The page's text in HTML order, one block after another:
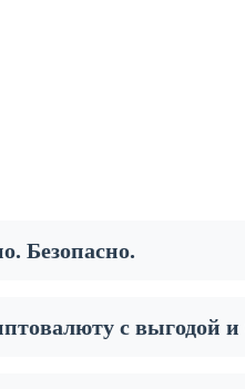
Безопасно.
с выгодой и